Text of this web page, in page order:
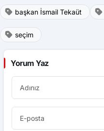
başkan İsmail Tekaüt
seçim
Yorum Yaz